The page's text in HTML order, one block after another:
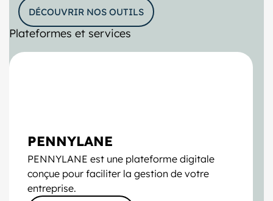
DÉCOUVRIR NOS OUTILS
Plateformes et services
PENNYLANE
PENNYLANE est une plateforme digitale
conçue pour faciliter la gestion de votre
entreprise.